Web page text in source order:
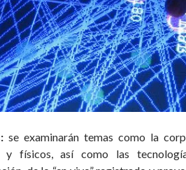
se examinarán temas como la
y físicos, así como las